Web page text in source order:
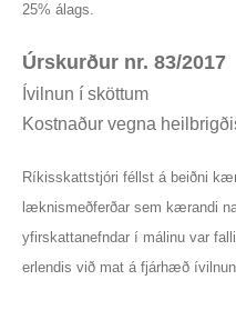
25% álags.
Úrskurður nr. 83/2017
Ívilnun í sköttum
Kostnaður vegna
Ríkisskattstjóri féllst á beiðni
læknismeðferðar sem kærandi
yfirskattanefndar í málinu var
erlendis við mat á fjárhæð